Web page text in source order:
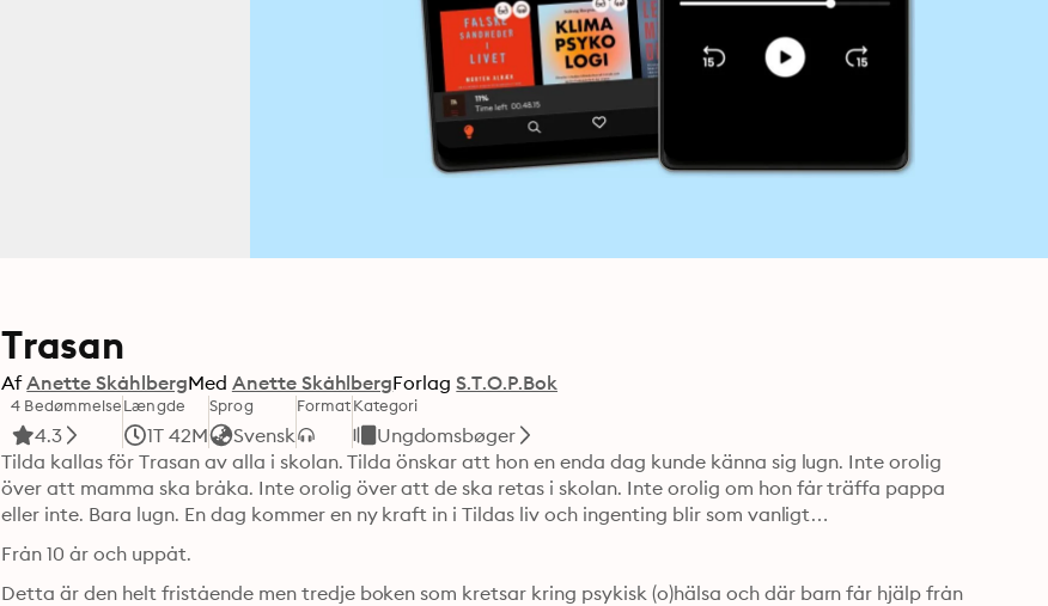
Trasan
Af Anette SkåhlbergMed Anette SkåhlbergForlag S.T.O.P.Bok
4 Bedømmelse
4.3
Længde
1T 42M
Sprog
Svensk
FormatKategori
Ungdomsbøger
Tilda kallas för Trasan av alla i skolan. Tilda önskar att hon en enda dag kunde känna sig lugn. Inte orolig
över att mamma ska bråka. Inte orolig över att de ska retas i skolan. Inte orolig om hon får träffa pappa
eller inte. Bara lugn. En dag kommer en ny kraft in i Tildas liv och ingenting blir som vanligt…
Från 10 år och uppåt.
Detta är den helt fristående men tredje boken som kretsar kring psykisk (o)hälsa och där barn får hjälp från